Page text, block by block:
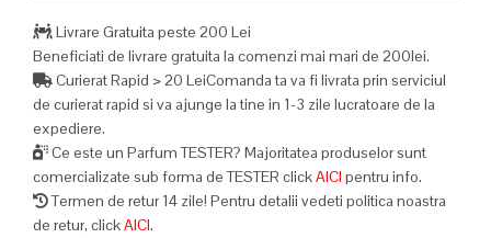
Livrare Gratuita peste 200 Lei
Beneficiati de livrare gratuita la comenzi mai mari de 200lei.
Curierat Rapid > 20 LeiComanda ta va fi livrata prin serviciul
de curierat rapid si va ajunge la tine in 1-3 zile lucratoare de la
expediere.
Ce este un Parfum TESTER? Majoritatea produselor sunt
comercializate sub forma de TESTER clickAICI pentru info.
Termen de retur 14 zile! Pentru detalii vedeti politica noastra
de retur, clickAICI.